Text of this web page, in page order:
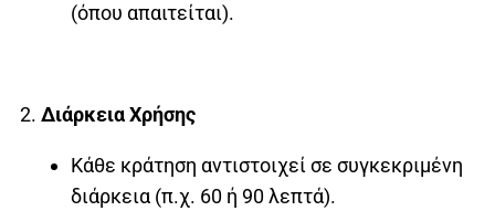
(όπου απαιτείται).
Διάρκεια Χρήσης
Κάθε κράτηση αντιστοιχεί σε συγκεκριμένη
διάρκεια (π.χ. 60 ή 90 λεπτά).